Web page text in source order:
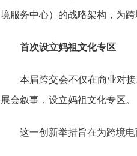
境服务中心）的战略架构，为
首次设立妈祖文化专区
本届跨交会不仅在商业对
展会叙事，设立妈祖文化专区。
这一创新举措旨在为跨境